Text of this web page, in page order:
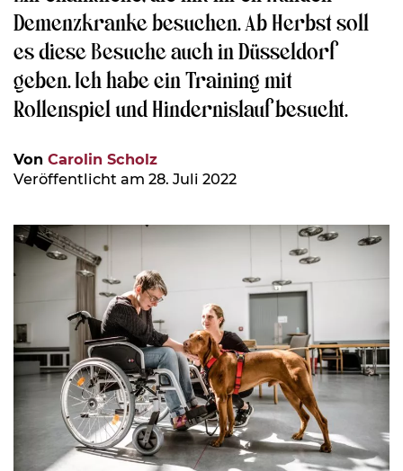
Demenzkranke besuchen. Ab Herbst soll
es diese Besuche auch in Düsseldorf
geben. Ich habe ein Training mit
Rollenspiel und Hindernislauf besucht.
Von Carolin Scholz
Veröffentlicht am 28. Juli 2022